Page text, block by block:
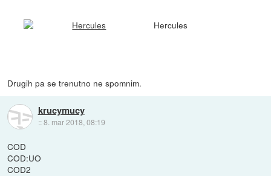
Hercules
Drugih pa se trenutno ne spomnim.
krucymucy
::8. mar 2018, 08:19
COD
COD:UO
COD2